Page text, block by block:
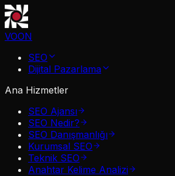
VOON
SEO
Dijital Pazarlama
Ana Hizmetler
SEO Ajansı
SEO Nedir?
SEO Danışmanlığı
Kurumsal SEO
Teknik SEO
Anahtar Kelime Analizi